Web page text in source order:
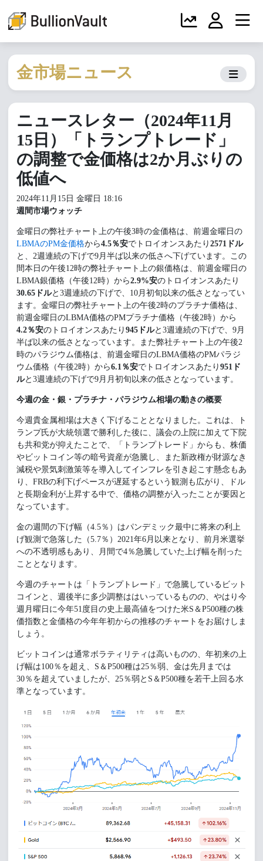
金市場ニュース
ニュースレター（2024年11月
15日）「トランプトレード」
の調整で金価格は2か月ぶりの
低値へ
2024年11月15日 金曜日 18:16
週間市場ウォッチ
金曜日の弊社チャート上の午後3時の金価格は、前週金曜日の
LBMAのPM金価格から4.5％安でトロイオンスあたり 2571ドル
と、2週連続の下げで9月半ば以来の低さへ下げています。この
間本日の午後12時の弊社チャート上の銀価格は、前週金曜日の
LBMA銀価格（午後12時）から2.9%安のトロイオンスあたり
30.65ドルと3週連続の下げで、10月初旬以来の低さとなってい
ます。金曜日の弊社チャート上の午後2時のプラチナ価格は、
前週金曜日のLBMA価格のPMプラチナ価格（午後2時）から
4.2％安のトロイオンスあたり 945ドルと3週連続の下げで、9月
半ば以来の低さとなっています。また弊社チャート上の午後2
時のパラジウム価格は、前週金曜日のLBMA価格のPMパラジ
ウム価格（午後2時）から6.1％安でトロイオンスあたり 951ド
ルと3週連続の下げで9月月初旬以来の低さとなっています。
今週の金・銀・プラチナ・パラジウム相場の動きの概要
今週貴金属相場は大きく下げることとなりました。これは、ト
ランプ氏が大統領選で勝利した後に、議会の上院に加えて下院
も共和党が抑えたことで、「トランプトレード」からも、株価
やビットコイン等の暗号資産が急騰し、また新政権が財源なき
減税や景気刺激策等を導入してインフレを引き起こす懸念もあ
り、FRBの利下げペースが遅延するという観測も広がり、ドル
と長期金利が上昇する中で、価格の調整が入ったことが要因と
なっています。
金の週間の下げ幅（4.5％）はパンデミック最中に将来の利上
げ観測で急落した（5.7％）2021年6月以来となり、前月米選挙
への不透明感もあり、月間で4％急騰していた上げ幅を削った
こととなります。
今週のチャートは「トランプトレード」で急騰しているビット
コインと、週後半に多少調整ははいっているものの、やはり今
週月曜日に今年51度目の史上最高値をつけた米S＆P500種の株
価指数と金価格の今年年初からの推移のチャートをお届けしま
しょう。
ビットコインは通常ボラティリティは高いものの、年初来の上
げ幅は100％を超え、S＆P500種は25％弱、金は先月までは
30％を超えていましたが、25％弱とS＆P500種を若干上回る水
準となっています。